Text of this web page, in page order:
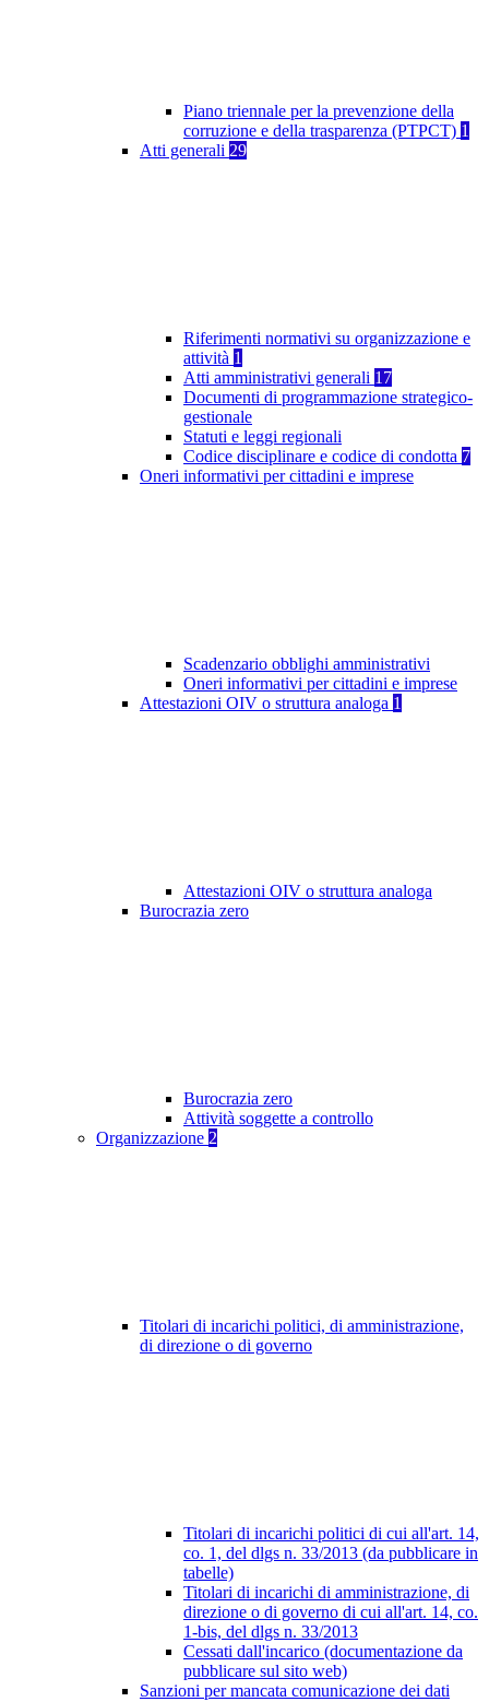
Piano triennale per la prevenzione della
corruzione e della trasparenza (PTPCT) 1
Atti generali 29
Riferimenti normativi su organizzazione e
attività 1
Atti amministrativi generali 17
Documenti di programmazione strategico-
gestionale
Statuti e leggi regionali
Codice disciplinare e codice di condotta 7
Oneri informativi per cittadini e imprese
Scadenzario obblighi amministrativi
Oneri informativi per cittadini e imprese
Attestazioni OIV o struttura analoga 1
Attestazioni OIV o struttura analoga
Burocrazia zero
Burocrazia zero
Attività soggette a controllo
Organizzazione 2
Titolari di incarichi politici, di amministrazione,
di direzione o di governo
Titolari di incarichi politici di cui all'art. 14,
co. 1, del dlgs n. 33/2013 (da pubblicare in
tabelle)
Titolari di incarichi di amministrazione, di
direzione o di governo di cui all'art. 14, co.
1-bis, del dlgs n. 33/2013
Cessati dall'incarico (documentazione da
pubblicare sul sito web)
Sanzioni per mancata comunicazione dei dati